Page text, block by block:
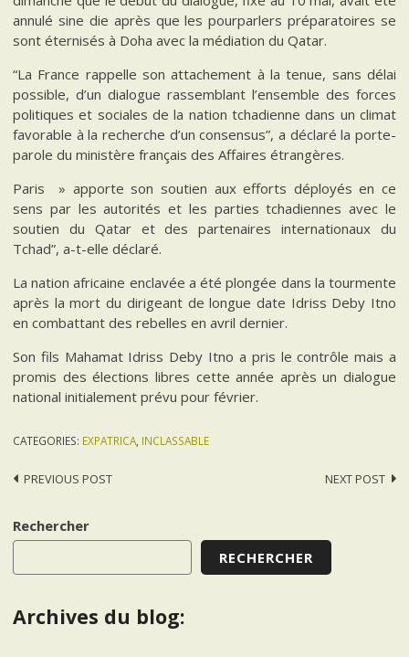
annulé sine die après que les pourparlers préparatoires se
sont éternisés à Doha avec la médiation du Qatar.
“La France rappelle son attachement à la tenue, sans délai
possible, d’un dialogue rassemblant l’ensemble des forces
politiques et sociales de la nation tchadienne dans un climat
favorable à la recherche d’un consensus”, a déclaré la porte-
parole du ministère français des Affaires étrangères.
Paris » apporte son soutien aux efforts déployés en ce
sens par les autorités et les parties tchadiennes avec le
soutien du Qatar et des partenaires internationaux du
Tchad”, a-t-elle déclaré.
La nation africaine enclavée a été plongée dans la tourmente
après la mort du dirigeant de longue date Idriss Deby Itno
en combattant des rebelles en avril dernier.
Son fils Mahamat Idriss Deby Itno a pris le contrôle mais a
promis des élections libres cette année après un dialogue
national initialement prévu pour février.
CATEGORIES: EXPATRICA, INCLASSABLE
Post
PREVIOUS POST NEXT POST
Rechercher
RECHERCHER
Archives du blog: